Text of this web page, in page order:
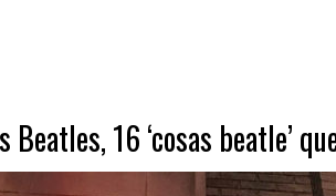
16 ‘cosas beatle’